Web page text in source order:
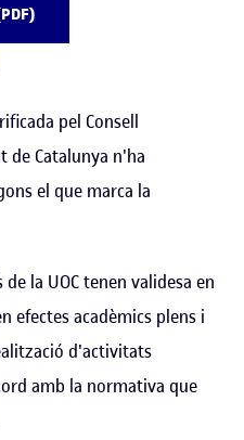
pel Consell
de Catalunya n'ha
el que marca la
la UOC tenen validesa en
efectes acadèmics plens i
d'activitats
amb la normativa que